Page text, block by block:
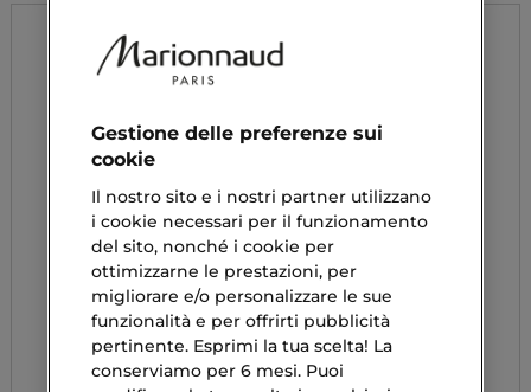
Gestione delle preferenze sui
cookie
Il nostro sito e i nostri partner utilizzano
i cookie necessari per il funzionamento
del sito, nonché i cookie per
ottimizzarne le prestazioni, per
migliorare e/o personalizzare le sue
funzionalità e per offrirti pubblicità
pertinente. Esprimi la tua scelta! La
conserviamo per 6 mesi. Puoi